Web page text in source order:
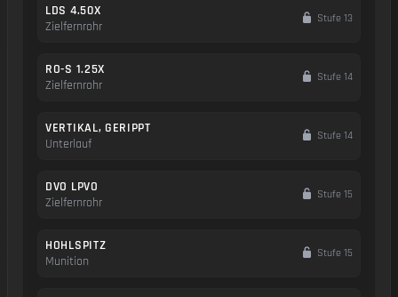
LDS 4.50X
Zielfernrohr
Stufe 13
RO-S 1.25X
Zielfernrohr
Stufe 14
VERTIKAL, GERIPPT
Unterlauf
Stufe 14
DVO LPVO
Zielfernrohr
Stufe 15
HOHLSPITZ
Munition
Stufe 15